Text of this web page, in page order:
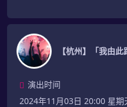
【杭州】「我由
演出时间
2024年11月03日 20:00 星期